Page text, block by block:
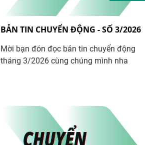
BẢN TIN CHUYỂN ĐỘNG - SỐ 3/2026
Mời bạn đón đọc bản tin chuyển động
tháng 3/2026 cùng chúng mình nha